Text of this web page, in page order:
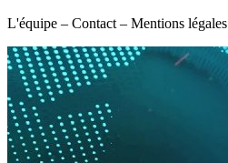
L'équipe – Contact – Mentions légales